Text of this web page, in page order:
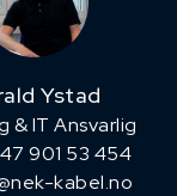
Ystad
& IT Ansvarlig
901 53 454
kabel.no